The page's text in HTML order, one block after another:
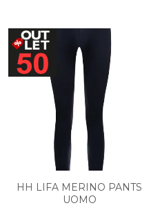
HH LIFA MERINO PANTS
UOMO